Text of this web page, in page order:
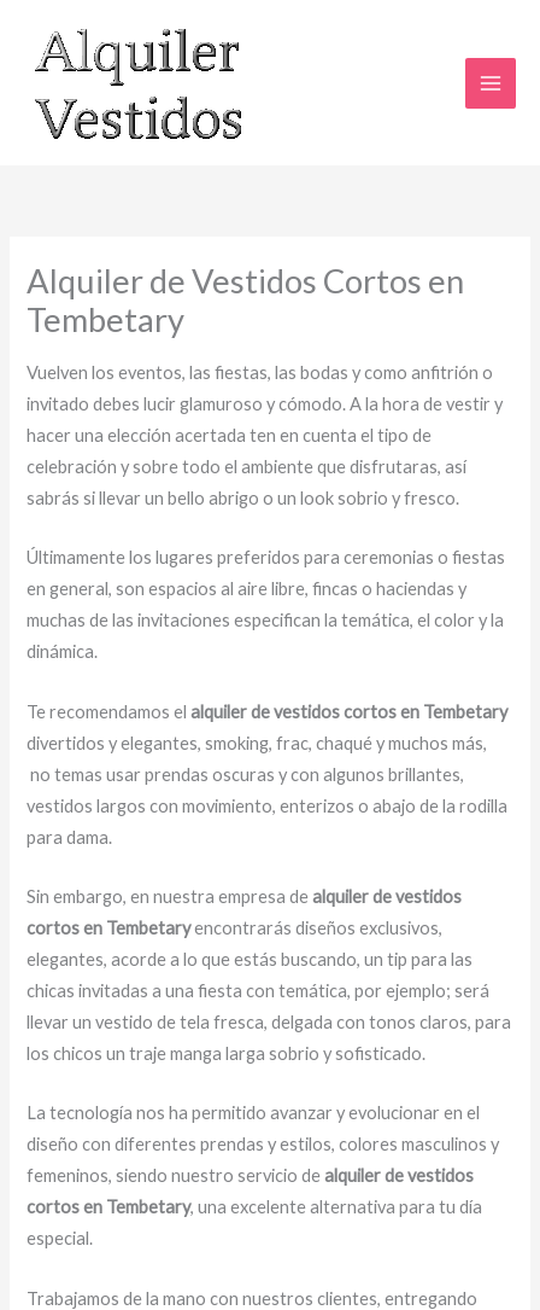
contenido
Alquiler de Vestidos Cortos en
Tembetary
Vuelven los eventos, las fiestas, las bodas y como anfitrión o
invitado debes lucir glamuroso y cómodo. A la hora de vestir y
hacer una elección acertada ten en cuenta el tipo de
celebración y sobre todo el ambiente que disfrutaras, así
sabrás si llevar un bello abrigo o un look sobrio y fresco.
Últimamente los lugares preferidos para ceremonias o fiestas
en general, son espacios al aire libre, fincas o haciendas y
muchas de las invitaciones especifican la temática, el color y la
dinámica.
Te recomendamos elalquiler de vestidos cortos en Tembetary
divertidos y elegantes, smoking, frac, chaqué y muchos más,
no temas usar prendas oscuras y con algunos brillantes,
vestidos largos con movimiento, enterizos o abajo de la rodilla
para dama.
Sin embargo, en nuestra empresa dealquiler de vestidos
cortos en Tembetaryencontrarás diseños exclusivos,
elegantes, acorde a lo que estás buscando, un tip para las
chicas invitadas a una fiesta con temática, por ejemplo; será
llevar un vestido de tela fresca, delgada con tonos claros, para
los chicos un traje manga larga sobrio y sofisticado.
La tecnología nos ha permitido avanzar y evolucionar en el
diseño con diferentes prendas y estilos, colores masculinos y
femeninos, siendo nuestro servicio dealquiler de vestidos
cortos en Tembetary, una excelente alternativa para tu día
especial.
Trabajamos de la mano con nuestros clientes, entregando